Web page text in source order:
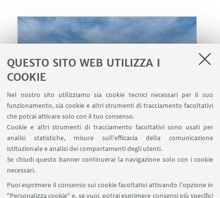
QUESTO SITO WEB UTILIZZA I
COOKIE
Nel nostro sito utilizziamo sia cookie tecnici necessari per il suo
funzionamento, sia cookie e altri strumenti di tracciamento facoltativi
che potrai attivare solo con il tuo consenso.
Cookie e altri strumenti di tracciamento facoltativi sono usati per
analisi statistiche, misure sull'efficacia della comunicazione
istituzionale e analisi dei comportamenti degli utenti.
Se chiudi questo banner continuerai la navigazione solo con i cookie
necessari.
Puoi esprimere il consenso sui cookie facoltativi attivando l'opzione in
"Personalizza cookie" e, se vuoi, potrai esprimere consensi più specifici
DATA: 30GIUGNO-01LUGLIO2025
dalle 13:30 alle 14:30
LUOGO:
Cappella - Villa Schifanoia, Via Boccaccio
121 - Firenze